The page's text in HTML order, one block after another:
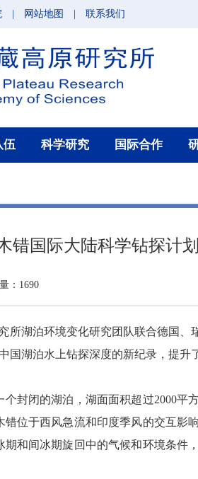
网站地图 联系我们
伍 科学研究 国际合作
错国际大陆科学钻探计
：1690
湖泊环境变化研究团队联合德国、
国湖泊水上钻探深度的新纪录，提
闭的湖泊，湖面面积超过2000平
位于西风急流和印度季风的交互
和间冰期旋回中的气候和环境条